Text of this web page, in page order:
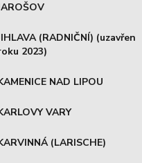
(RADNIČNÍ) (uzavřen
2023)
NAD LIPOU
VARY
(LARISCHE)